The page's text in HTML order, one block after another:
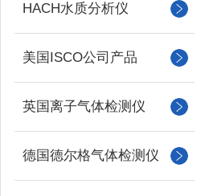
HACH水质分析仪
美国ISCO公司产品
英国离子气体检测仪
德国德尔格气体检测仪